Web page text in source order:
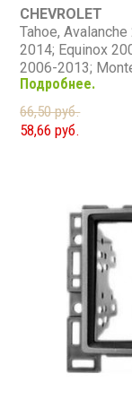
CHEVROLET
Tahoe,
2014; Equinox
2006-2013;
BUICK
Enclave 2007-
GMC
Acadia 2007-
PONTIAC
Torrent 2007-
SATURN
Outlook 2007-
Подробнее.
66,50 руб.
58,66 руб.